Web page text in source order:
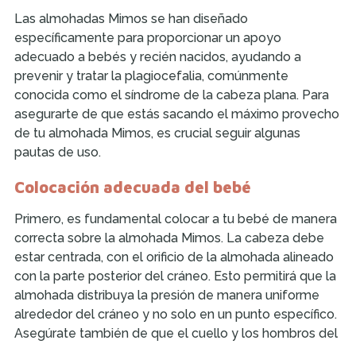
Las almohadas Mimos se han diseñado
específicamente para proporcionar un apoyo
adecuado a bebés y recién nacidos, ayudando a
prevenir y tratar la plagiocefalia, comúnmente
conocida como el síndrome de la cabeza plana. Para
asegurarte de que estás sacando el máximo provecho
de tu almohada Mimos, es crucial seguir algunas
pautas de uso.
Colocación adecuada del bebé
Primero, es fundamental colocar a tu bebé de manera
correcta sobre la almohada Mimos. La cabeza debe
estar centrada, con el orificio de la almohada alineado
con la parte posterior del cráneo. Esto permitirá que la
almohada distribuya la presión de manera uniforme
alrededor del cráneo y no solo en un punto específico.
Asegúrate también de que el cuello y los hombros del